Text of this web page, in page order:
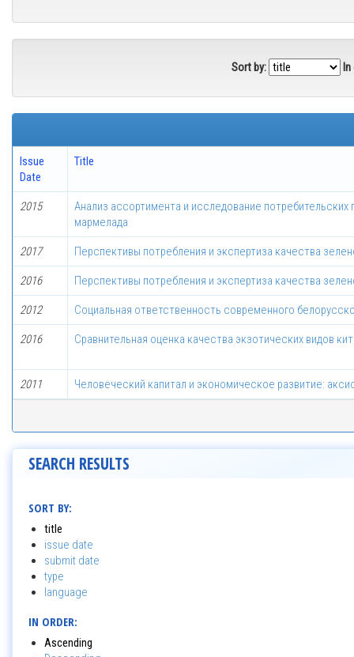
Sort by: In
Issue
Date
Title
2015
Анализ ассортимента и исследование потребительских
мармелада
2017 Перспективы потребления и экспертиза качества
2016 Перспективы потребления и экспертиза качества
2012 Социальная ответственность современного
2016 Сравнительная оценка качества экзотических видов
2011 Человеческий капитал и экономическое развитие:
SEARCH RESULTS
SORT BY:
title
issue date
submit date
type
language
IN ORDER:
Ascending